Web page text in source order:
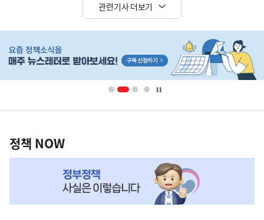
관련기사 더보기
단
배
영
책
NOW,
정책 NOW